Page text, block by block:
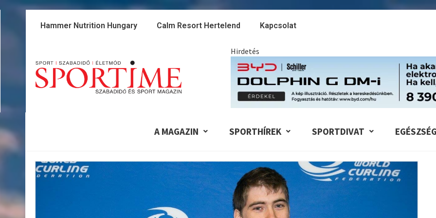
Hammer Nutrition Hungary Calm Resort Hertelend Kapcsolat
Hirdetés
A MAGAZIN SPORTHÍREK SPORTDIVAT EGÉSZSÉG